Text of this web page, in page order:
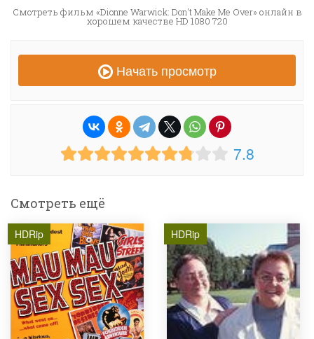
Смотреть фильм «Dionne Warwick: Don't Make Me Over» онлайн в
хорошем качестве HD 1080 720
Начать просмотр
7.8
Смотреть ещё
HDRip HDRip